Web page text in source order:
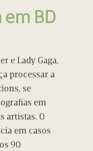
BD
e Lady Gaga,
processar a
se
em
artistas. O
em casos
90